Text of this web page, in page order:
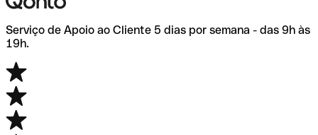
Serviço de Apoio ao Cliente 5 dias por semana - das 9h às
19h.